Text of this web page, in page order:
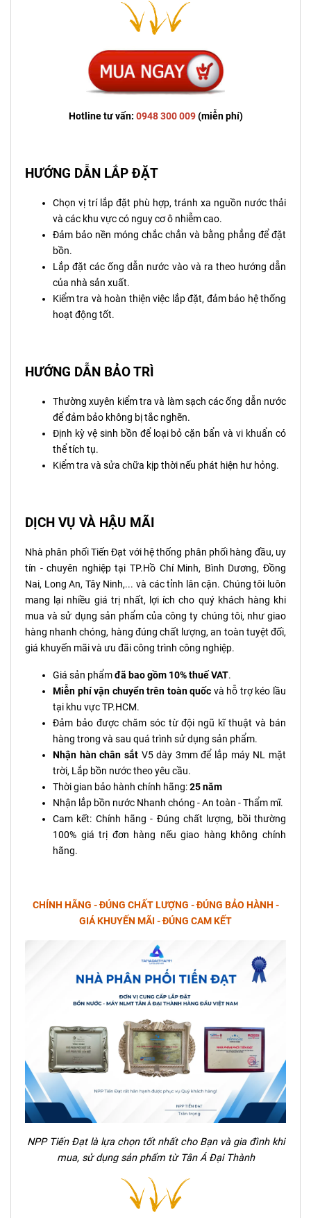
Hotline tư vấn: 0948 300 009(miễn phí)
HƯỚNG DẪN LẮP ĐẶT
Chọn vị trí lắp đặt phù hợp, tránh xa nguồn nước thải
và các khu vực có nguy cơ ô nhiễm cao.
Đảm bảo nền móng chắc chắn và bằng phẳng để đặt
bồn.
Lắp đặt các ống dẫn nước vào và ra theo hướng dẫn
của nhà sản xuất.
Kiểm tra và hoàn thiện việc lắp đặt, đảm bảo hệ thống
hoạt động tốt.
HƯỚNG DẪN BẢO TRÌ
Thường xuyên kiểm tra và làm sạch các ống dẫn nước
để đảm bảo không bị tắc nghẽn.
Định kỳ vệ sinh bồn để loại bỏ cặn bẩn và vi khuẩn có
thể tích tụ.
Kiểm tra và sửa chữa kịp thời nếu phát hiện hư hỏng.
DỊCH VỤ VÀ HẬU MÃI
Nhà phân phối Tiến Đạt với hệ thống phân phối hàng đầu, uy
tín - chuyên nghiệp tại TP.Hồ Chí Minh, Bình Dương, Đồng
Nai, Long An, Tây Ninh,... và các tỉnh lân cận. Chúng tôi luôn
mang lại nhiều giá trị nhất, lợi ích cho quý khách hàng khi
mua và sử dụng sản phẩm của công ty chúng tôi, như giao
hàng nhanh chóng, hàng đúng chất lượng, an toàn tuyệt đối,
giá khuyến mãi và ưu đãi công trình công nghiệp.
Giá sản phẩmđã bao gồm 10% thuế VAT.
Miễn phí vận chuyển trên toàn quốc và hỗ trợ kéo lầu
tại khu vực TP.HCM.
Đảm bảo được chăm sóc từ đội ngũ kĩ thuật và bán
hàng trong và sau quá trình sử dụng sản phẩm.
Nhận hàn chân sắtV5 dày 3mm để lắp máy NL mặt
trời, Lắp bồn nước theo yêu cầu.
Thời gian bảo hành chính hãng:25 năm
Nhận lắp bồn nước Nhanh chóng - An toàn - Thẩm mĩ.
Cam kết: Chính hãng - Đúng chất lượng, bồi thường
100% giá trị đơn hàng nếu giao hàng không chính
hãng.
CHÍNH HÃNG - ĐÚNG CHẤT LƯỢNG - ĐÚNG BẢO HÀNH -
GIÁ KHUYẾN MÃI - ĐÚNG CAM KẾT
NPP Tiến Đạt là lựa chọn tốt nhất cho Bạn và gia đình khi
mua, sử dụng sản phẩm từ Tân Á Đại Thành